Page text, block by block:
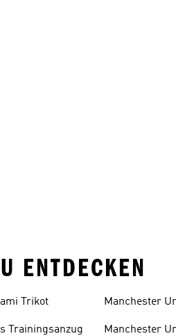
ENTDECKEN
Trikot
Trainingsanzug
Manchester
Manchester